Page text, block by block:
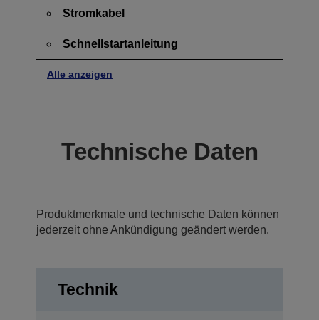
Stromkabel
Schnellstartanleitung
Alle anzeigen
Technische Daten
Produktmerkmale und technische Daten können
jederzeit ohne Ankündigung geändert werden.
Technik